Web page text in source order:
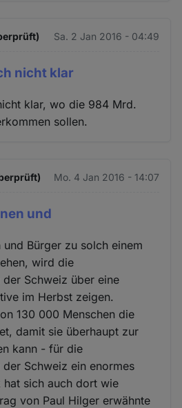
Sa. 2 Jan 2016 - 04:49
nicht klar
klar, wo die 984 Mrd.
sollen.
Mo. 4 Jan 2016 - 14:07
und
Bürger zu solch einem
wird die
Schweiz über eine
im Herbst zeigen.
130 000 Menschen die
damit sie überhaupt zur
kann - für die
Schweiz ein enormes
hat sich auch dort wie
von Paul Hilger erwähnte